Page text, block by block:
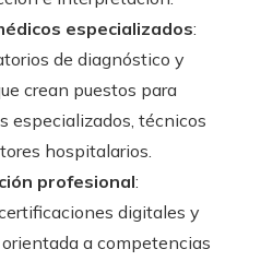
especializados:
de diagnóstico y
crean puestos para
especializados, técnicos
hospitalarios.
profesional:
digitales y
a competencias